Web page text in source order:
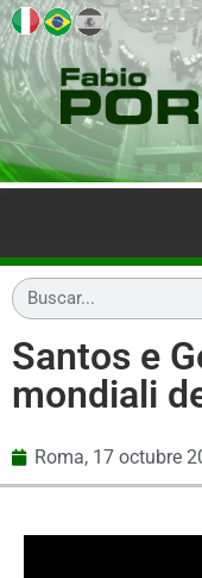
Santos e
mondiali
Roma, 17 octubre